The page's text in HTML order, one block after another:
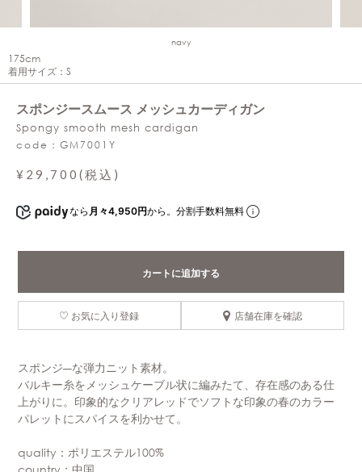
navy
175cm
着用サイズ：S
スポンジースムース メッシュカーディガン
Spongy smooth mesh cardigan
code：GM7001Y
¥29,700(税込)
なら 月々4,950円から。分割手数料無料
カートに追加する
お気に入り登録 店舗在庫を確認
スポンジ―な弾力ニット素材。
バルキー糸をメッシュケーブル状に編みたて、存在感のある仕
上がりに。印象的なクリアレッドでソフトな印象の春のカラー
パレットにスパイスを利かせて。
quality：ポリエステル100%